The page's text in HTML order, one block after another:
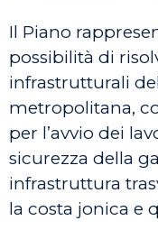
Il Piano
possibilità di
infrastrutturali
metropolitana,
per l’avvio dei
sicurezza della
infrastruttura
la costa jonica e